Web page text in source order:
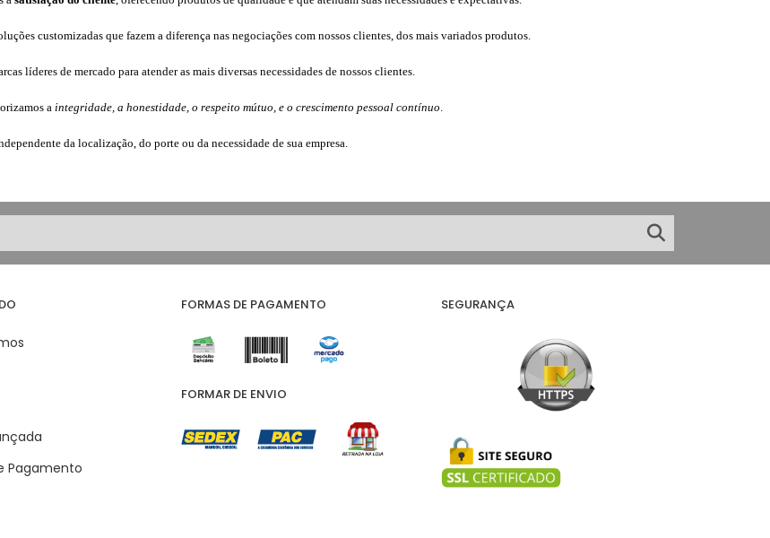
customizadas que fazem a diferença nas negociações com nossos clientes, dos mais variados produtos.
líderes de mercado para atender as mais diversas necessidades de nossos clientes.
a integridade, a honestidade, o respeito mútuo, e o crescimento pessoal contínuo.
da localização, do porte ou da necessidade de sua empresa.
Pagamento
FORMAS DE PAGAMENTO
FORMAR DE ENVIO
SEGURANÇA